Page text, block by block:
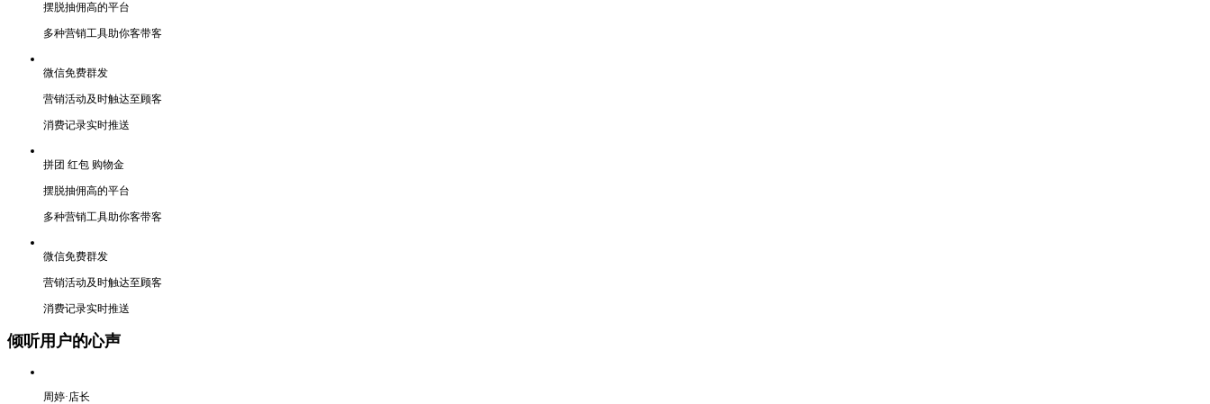
摆脱抽佣高的平台
多种营销工具助你客带客
微信免费群发
营销活动及时触达至顾客
消费记录实时推送
拼团 红包 购物金
摆脱抽佣高的平台
多种营销工具助你客带客
微信免费群发
营销活动及时触达至顾客
消费记录实时推送
倾听用户的心声
周婷·店长